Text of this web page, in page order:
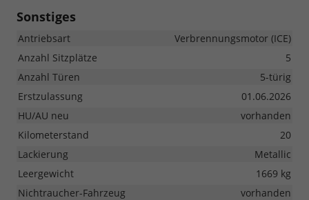
Sonstiges
Antriebsart
Verbrennungsmotor (ICE)
Anzahl Sitzplätze
5
Anzahl Türen
5-türig
Erstzulassung
01.06.2026
HU/AU neu
vorhanden
Kilometerstand
20
Lackierung
Metallic
Leergewicht
1669 kg
Nichtraucher-Fahrzeug
vorhanden